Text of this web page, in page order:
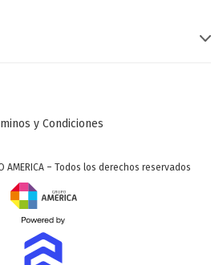
y Condiciones
AMERICA – Todos los derechos reservados